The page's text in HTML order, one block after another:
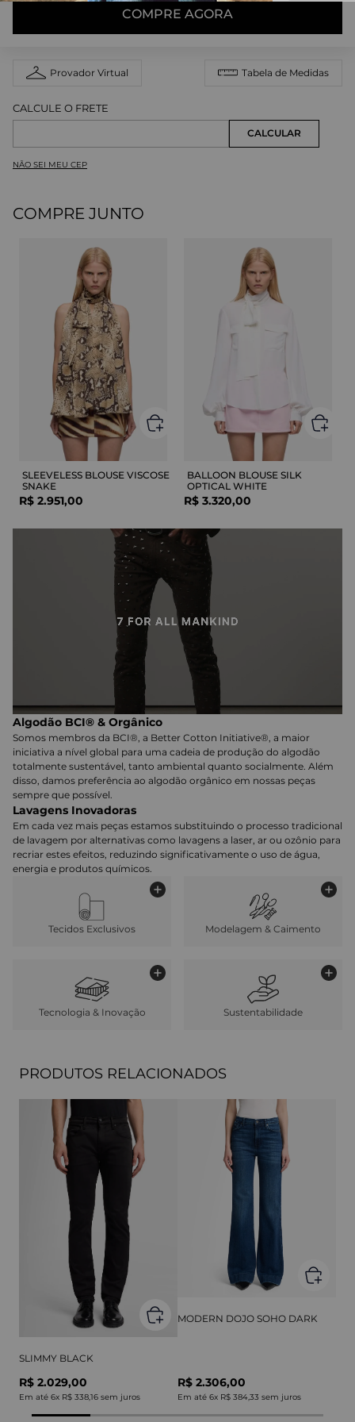
COMPRE AGORA
Provador Virtual Tabela de Medidas
NÃO SEI MEU CEP
COMPRE JUNTO
SLEEVELESS BLOUSE VISCOSE
SNAKE
R$ 2.951,00
BALLOON BLOUSE SILK
OPTICAL WHITE
R$ 3.320,00
Algodão BCI® & Orgânico
Somos membros da BCI®, a Better Cotton Initiative®, a maior
iniciativa a nível global para uma cadeia de produção do algodão
totalmente sustentável, tanto ambiental quanto socialmente. Além
disso, damos preferência ao algodão orgânico em nossas peças
sempre que possível.
Lavagens Inovadoras
Em cada vez mais peças estamos substituindo o processo tradicional
de lavagem por alternativas como lavagens a laser, ar ou ozônio para
recriar estes efeitos, reduzindo significativamente o uso de água,
energia e produtos químicos.
Tecidos Exclusivos Modelagem & Caimento
Tecnologia & Inovação Sustentabilidade
PRODUTOS RELACIONADOS
SLIMMY BLACK
R$ 2.029,00
Em até 6x R$ 338,16 sem juros
MODERN DOJO SOHO DARK
R$ 2.306,00
Em até 6x R$ 384,33 sem juros